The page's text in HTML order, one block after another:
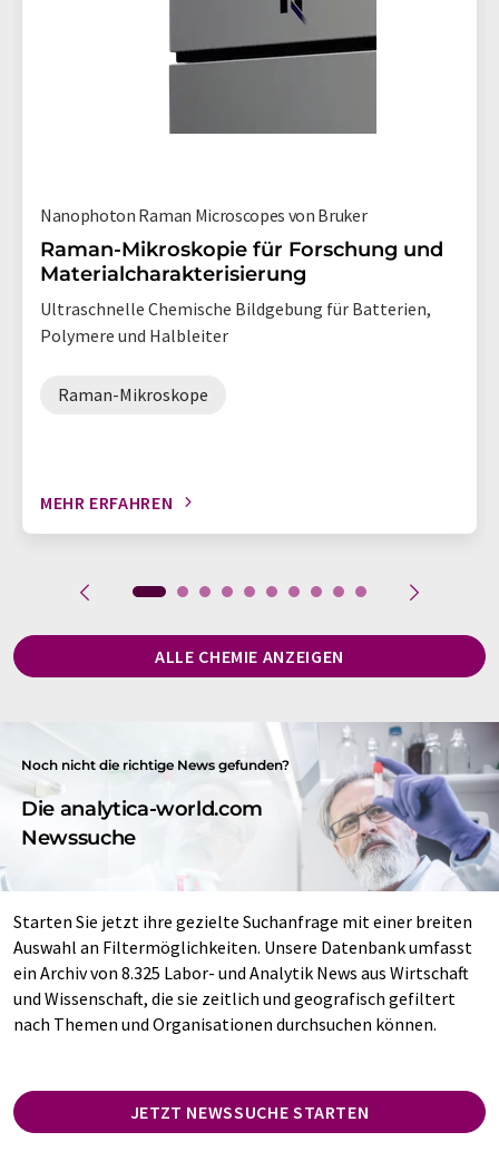
Nanophoton Raman Microscopes von Bruker
Raman-Mikroskopie für Forschung und
Materialcharakterisierung
Ultraschnelle Chemische Bildgebung für Batterien,
Polymere und Halbleiter
Raman-Mikroskope
MEHR ERFAHREN
ALLE CHEMIE ANZEIGEN
Noch nicht die richtige News gefunden?
Die analytica-world.com
Newssuche
Starten Sie jetzt ihre gezielte Suchanfrage mit einer breiten
Auswahl an Filtermöglichkeiten. Unsere Datenbank umfasst
ein Archiv von 8.325 Labor- und Analytik News aus Wirtschaft
und Wissenschaft, die sie zeitlich und geografisch gefiltert
nach Themen und Organisationen durchsuchen können.
JETZT NEWSSUCHE STARTEN